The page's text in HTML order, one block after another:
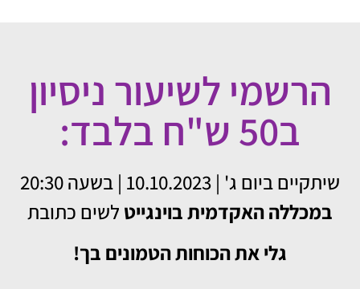
הרשמי לשיעור ניסיון
ב50 ש"ח בלבד:
שיתקיים ביום ג' | 10.10.2023 | בשעה 20:30
במכללה האקדמית בוינגייט לשים כתובת
גלי את הכוחות הטמונים בך!